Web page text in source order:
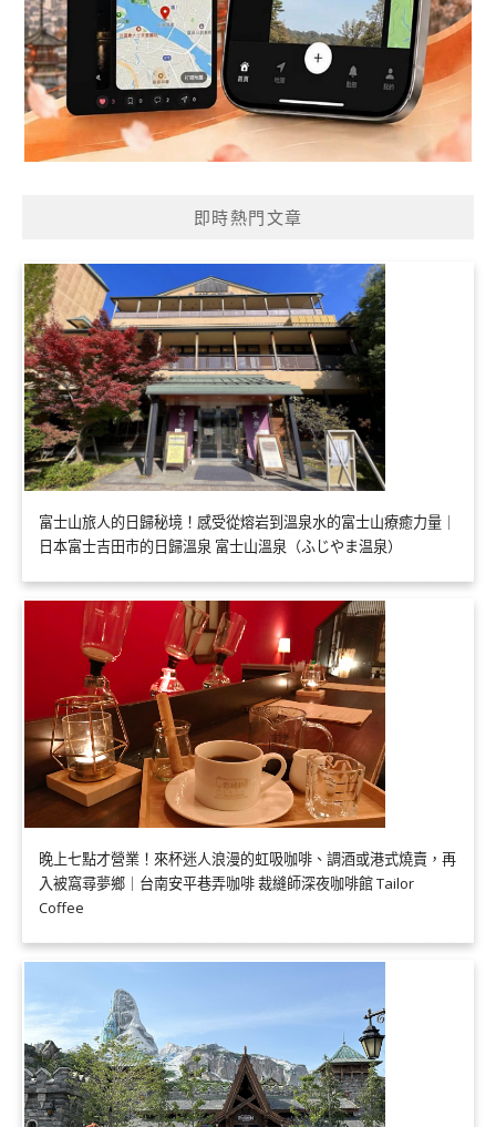
即時熱門文章
富士山旅人的日歸秘境！感受從熔岩到溫泉水的富士山療癒力量｜
日本富士吉田市的日歸溫泉 富士山溫泉（ふじやま温泉）
晚上七點才營業！來杯迷人浪漫的虹吸咖啡、調酒或港式燒賣，再
入被窩尋夢鄉｜台南安平巷弄咖啡 裁縫師深夜咖啡館 Tailor
Coffee